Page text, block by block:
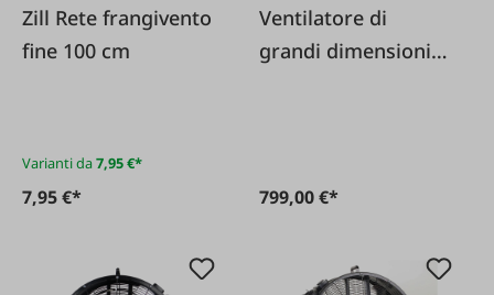
Zill Rete frangivento
fine 100 cm
Varianti da7,95 €*
7,95 €*
Ventilatore di
grandi dimensioni
799,00 €*